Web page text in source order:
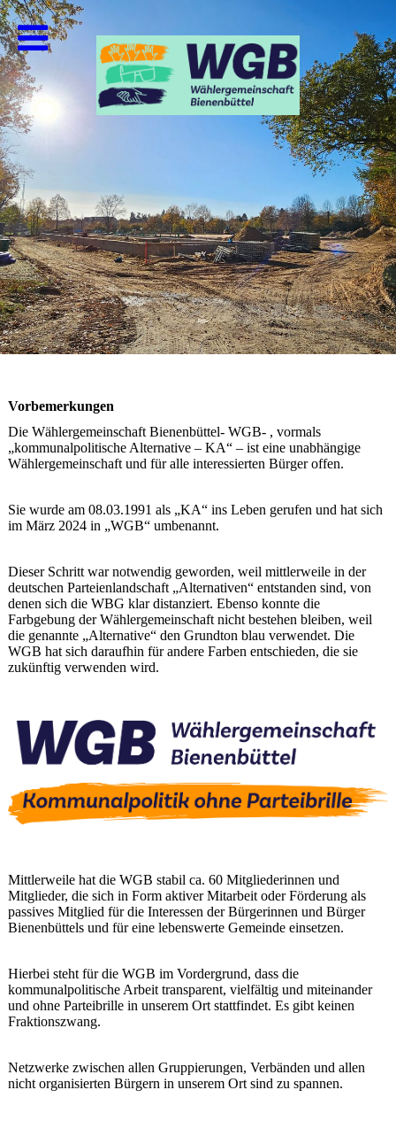
Vorbemerkungen
Die Wählergemeinschaft Bienenbüttel- WGB- , vormals
„kommunalpolitische Alternative – KA“ – ist eine unabhängige
Wählergemeinschaft und für alle interessierten Bürger offen.
Sie wurde am 08.03.1991 als „KA“ ins Leben gerufen und hat sich
im März 2024 in „WGB“ umbenannt.
Dieser Schritt war notwendig geworden, weil mittlerweile in der
deutschen Parteienlandschaft „Alternativen“ entstanden sind, von
denen sich die WBG klar distanziert. Ebenso konnte die
Farbgebung der Wählergemeinschaft nicht bestehen bleiben, weil
die genannte „Alternative“ den Grundton blau verwendet. Die
WGB hat sich daraufhin für andere Farben entschieden, die sie
zukünftig verwenden wird.
Mittlerweile hat die WGB stabil ca. 60 Mitgliederinnen und
Mitglieder, die sich in Form aktiver Mitarbeit oder Förderung als
passives Mitglied für die Interessen der Bürgerinnen und Bürger
Bienenbüttels und für eine lebenswerte Gemeinde einsetzen.
Hierbei steht für die WGB im Vordergrund, dass die
kommunalpolitische Arbeit transparent, vielfältig und miteinander
und ohne Parteibrille in unserem Ort stattfindet. Es gibt keinen
Fraktionszwang.
Netzwerke zwischen allen Gruppierungen, Verbänden und allen
nicht organisierten Bürgern in unserem Ort sind zu spannen.